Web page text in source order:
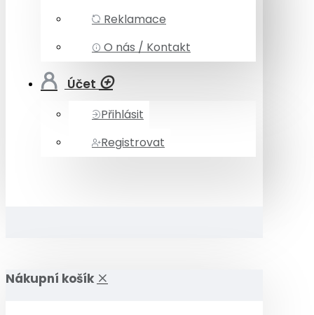
Reklamace
O nás / Kontakt
Účet
Přihlásit
Registrovat
Nákupní košík